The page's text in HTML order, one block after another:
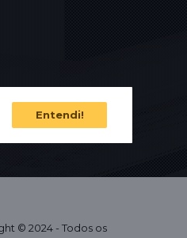
Entendi!
© 2024 - Todos os